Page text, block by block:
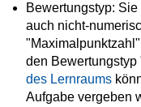
Bewertungstyp:
auch nicht-
den
des Lernraums
Aufgabe vergeben